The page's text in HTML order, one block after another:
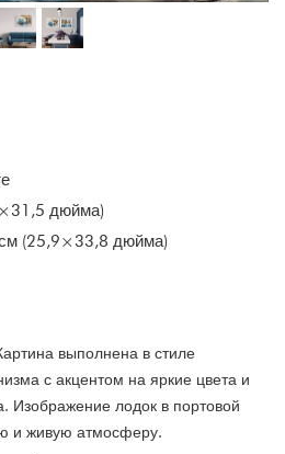
дюйма)
(25,9×33,8 дюйма)
выполнена в стиле
с акцентом на яркие цвета и
Изображение лодок в портовой
и живую атмосферу.